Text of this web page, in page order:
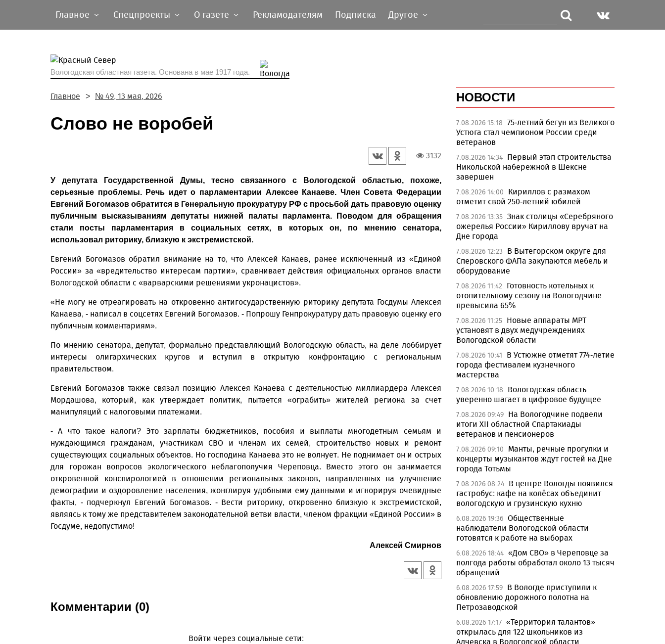
Главное Спецпроекты О газете Рекламодателям Подписка Другое
Вологодская областная газета. Основана в мае 1917 года.
Главное № 49, 13 мая, 2026
Слово не воробей
3132
У депутата Государственной Думы, тесно связанного с Вологодской областью, похоже,
серьезные проблемы. Речь идет о парламентарии Алексее Канаеве. Член Совета Федерации
Евгений Богомазов обратится в Генеральную прокуратуру РФ с просьбой дать правовую оценку
публичным высказываниям депутаты нижней палаты парламента. Поводом для обращения
стали посты парламентария в социальных сетях, в которых он, по мнению сенатора,
использовал риторику, близкую к экстремистской.
Евгений Богомазов обратил внимание на то, что Алексей Канаев, ранее исключенный из «Единой
России» за «вредительство интересам партии», сравнивает действия официальных органов власти
Вологодской области с «варварскими решениями укронацистов».
«Не могу не отреагировать на откровенно антигосударственную риторику депутата Госдумы Алексея
Канаева, - написал в соцсетях Евгений Богомазов. - Попрошу Генпрокуратуру дать правовую оценку его
публичным комментариям».
По мнению сенатора, депутат, формально представляющий Вологодскую область, на деле лоббирует
интересы олигархических кругов и вступил в открытую конфронтацию с региональным
правительством.
Евгений Богомазов также связал позицию Алексея Канаева с деятельностью миллиардера Алексея
Мордашова, который, как утверждает политик, пытается «ограбить» жителей региона за счет
манипуляций с налоговыми платежами.
- А что такое налоги? Это зарплаты бюджетников, пособия и выплаты многодетным семьям и
нуждающимся гражданам, участникам СВО и членам их семей, строительство новых и ремонт
существующих социальных объектов. Но господина Канаева это не волнует. Не поднимает он и острых
для горожан вопросов экологического неблагополучия Череповца. Вместо этого он занимается
откровенной конспирологией в отношении региональных законов, направленных на улучшение
демографии и оздоровление населения, жонглируя удобными ему данными и игнорируя очевидные
факты, - подчеркнул Евгений Богомазов. - Вести риторику, откровенно близкую к экстремистской,
являясь к тому же представителем законодательной ветви власти, членом фракции «Единой России» в
Госдуме, недопустимо!
Алексей Смирнов
Комментарии (0)
Войти через социальные сети:
НОВОСТИ
7.08.2026 15:18 75-летний бегун из Великого
Устюга стал чемпионом России среди
ветеранов
7.08.2026 14:34 Первый этап строительства
Никольской набережной в Шексне
завершен
7.08.2026 14:00
Кириллов с размахом
отметит свой 250-летний юбилей
7.08.2026 13:35 Знак столицы «Серебряного
ожерелья России» Кириллову вручат на
Дне города
7.08.2026 12:23
В Вытегорском округе для
Сперовского ФАПа закупаются мебель и
оборудование
7.08.2026 11:42
Готовность котельных к
отопительному сезону на Вологодчине
превысила 65%
7.08.2026 11:25 Новые аппараты МРТ
установят в двух медучреждениях
Вологодской области
7.08.2026 10:41
В Устюжне отметят 774-летие
города фестивалем кузнечного
мастерства
7.08.2026 10:18
Вологодская область
уверенно шагает в цифровое будущее
7.08.2026 09:49 На Вологодчине подвели
итоги XII областной Спартакиады
ветеранов и пенсионеров
7.08.2026 09:10
Манты, речные прогулки и
концерты музыкантов ждут гостей на Дне
города Тотьмы
7.08.2026 08:24 В центре Вологды появился
гастробус: кафе на колёсах объединит
вологодскую и грузинскую кухню
6.08.2026 19:36 Общественные
наблюдатели Вологодской области
готовятся к работе на выборах
6.08.2026 18:44 «Дом СВО» в Череповце за
полгода работы обработал около 13 тысяч
обращений
6.08.2026 17:59 В Вологде приступили к
обновлению дорожного полотна на
Петрозаводской
6.08.2026 17:17 «Территория талантов»
открылась для 122 школьников из
Алчевска в Вологодской области